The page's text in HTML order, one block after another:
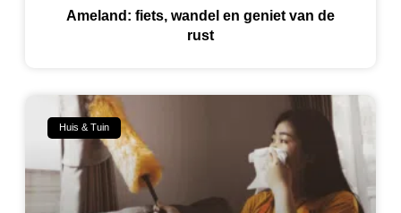
Ameland: fiets, wandel en geniet van de
rust
Huis & Tuin